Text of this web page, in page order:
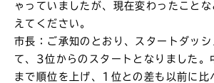
ゃっていましたが、現在変わったこと
えてください。
市長：ご承知のとおり、スタートダッ
て、3位からのスタートとなりました。
まで順位を上げ、1位との差も以前に比